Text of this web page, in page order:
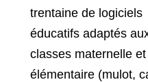
trentaine de logiciels
éducatifs adaptés
classes maternelle et
élémentaire (mulot,